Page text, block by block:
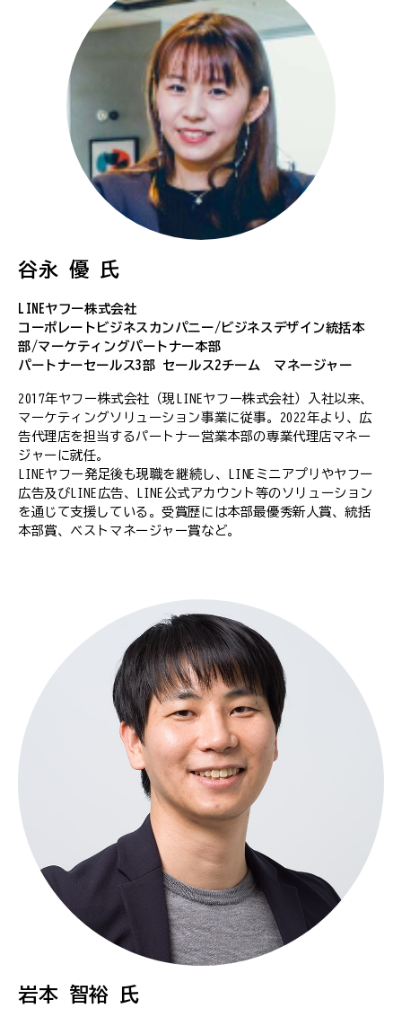
谷永 優 氏
LINEヤフー株式会社
コーポレートビジネスカンパニー/ビジネスデザイン統括本
部/マーケティングパートナー本部
パートナーセールス3部 セールス2チーム マネージャー
2017年ヤフー株式会社（現LINEヤフー株式会社）入社以来、
マーケティングソリューション事業に従事。2022年より、広
告代理店を担当するパートナー営業本部の専業代理店マネー
ジャーに就任。
LINEヤフー発足後も現職を継続し、LINEミニアプリやヤフー
広告及びLINE広告、LINE公式アカウント等のソリューション
を通じて支援している。受賞歴には本部最優秀新人賞、統括
本部賞、ベストマネージャー賞など。
岩本 智裕 氏